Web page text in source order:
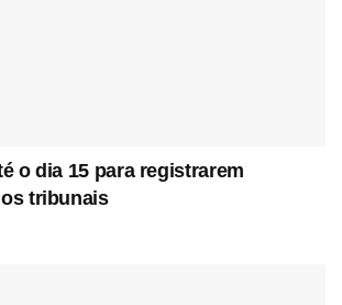
o dia 15 para registrarem
tribunais